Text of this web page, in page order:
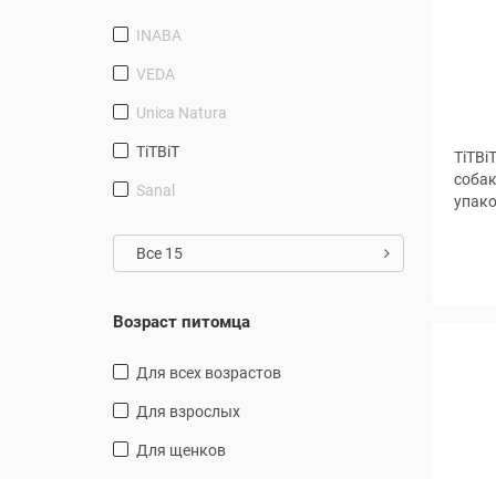
INABA
VEDA
Unica Natura
TiTBiT
Sanal
Все 15
Возраст питомца
для всех возрастов
для взрослых
для щенков